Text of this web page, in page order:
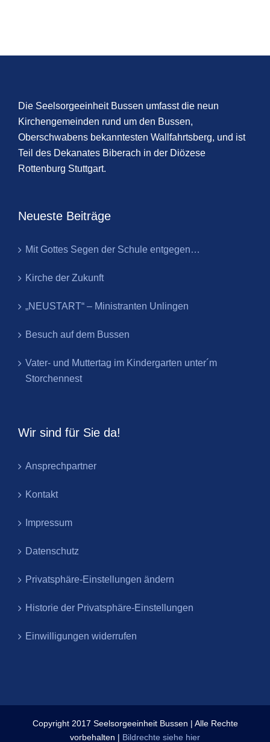
Die Seelsorgeeinheit Bussen umfasst die neun
Kirchengemeinden rund um den Bussen,
Oberschwabens bekanntesten Wallfahrtsberg, und ist
Teil des Dekanates Biberach in der Diözese
Rottenburg Stuttgart.
Neueste Beiträge
Mit Gottes Segen der Schule entgegen…
Kirche der Zukunft
„NEUSTART“ – Ministranten Unlingen
Besuch auf dem Bussen
Vater- und Muttertag im Kindergarten unter´m
Storchennest
Wir sind für Sie da!
Ansprechpartner
Kontakt
Impressum
Datenschutz
Privatsphäre-Einstellungen ändern
Historie der Privatsphäre-Einstellungen
Einwilligungen widerrufen
Copyright 2017 Seelsorgeeinheit Bussen | Alle Rechte
vorbehalten | Bildrechte siehe hier